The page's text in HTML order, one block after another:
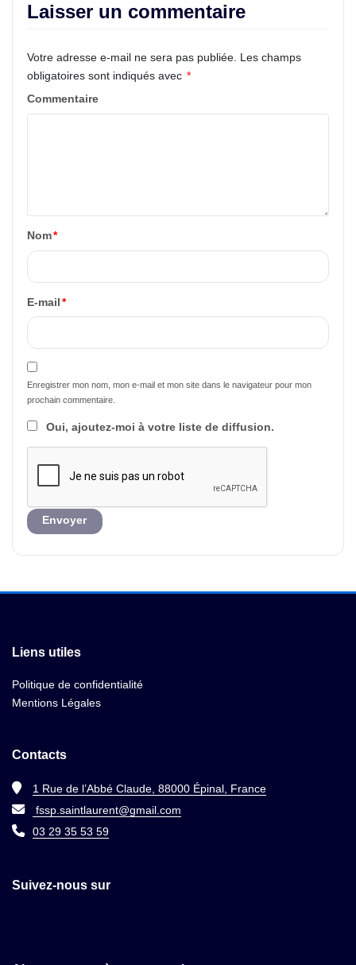
Laisser un commentaire
Votre adresse e-mail ne sera pas publiée.
Les champs
obligatoires sont indiqués avec *
Commentaire
Nom*
E-mail *
Enregistrer mon nom, mon e-mail et mon site dans le navigateur pour mon
prochain commentaire.
Oui, ajoutez-moi à votre liste de diffusion.
Liens utiles
Politique de confidentialité
Mentions Légales
Contacts
1 Rue de l’Abbé Claude, 88000 Épinal, France
fssp.saintlaurent@gmail.com
03 29 35 53 59
Suivez-nous sur